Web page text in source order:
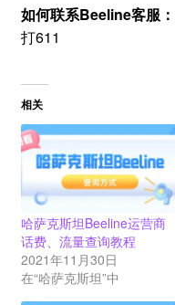
如何联系Beeline客服：
打611
相关
哈萨克斯坦Beeline运营商
话费、流量查询教程
2021年11月30日
在“哈萨克斯坦”中